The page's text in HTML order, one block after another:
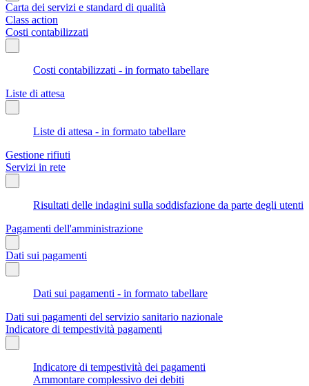
Carta dei servizi e standard di qualità
Class action
Costi contabilizzati
Costi contabilizzati - in formato tabellare
Liste di attesa
Liste di attesa - in formato tabellare
Gestione rifiuti
Servizi in rete
Risultati delle indagini sulla soddisfazione da parte degli utenti
Pagamenti dell'amministrazione
Dati sui pagamenti
Dati sui pagamenti - in formato tabellare
Dati sui pagamenti del servizio sanitario nazionale
Indicatore di tempestività pagamenti
Indicatore di tempestività dei pagamenti
Ammontare complessivo dei debiti